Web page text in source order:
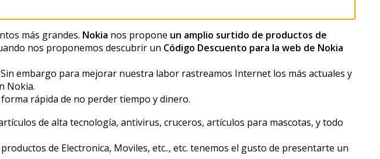
más grandes. Nokia nos propone un amplio surtido de productos de
nos proponemos descubrir un Código Descuento para la web de Nokia
embargo para mejorar nuestra labor rastreamos Internet los más actuales y
Nokia.
rápida de no perder tiempo y dinero.
de alta tecnología, antivirus, cruceros, artículos para mascotas, y todo
de Electronica, Moviles, etc.., etc. tenemos el gusto de presentarte un